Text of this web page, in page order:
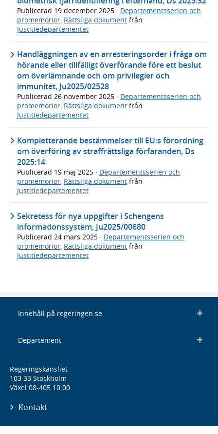
Publicerad 19 december 2025 · Departementsserien och
promemorior, Rättsliga dokument från
Justitiedepartementet
Handläggningen av en arresteringsorder i fråga om
hörande eller tillfälligt överförande före ett beslut
om överlämnande och om privilegier och
immunitet, Ju2025/02528
Publicerad 26 november 2025 · Departementsserien och
promemorior, Rättsliga dokument från
Justitiedepartementet
Kompletterande bestämmelser till EU:s förordning
om överföring av straffrättsliga förfaranden, Ds
2025:14
Publicerad 19 maj 2025 · Departementsserien och
promemorior, Rättsliga dokument från
Justitiedepartementet
Sekretess för nya uppgifter i Schengens
informationssystem, Ju2025/00680
Publicerad 24 mars 2025 · Departementsserien och
promemorior Rättsliga dokument från
Justitiedepartementet
Innehåll på regeringen.se
Departement
Regeringskansliet
103 33 Stockholm
Växel 08-405 10 00
Kontakt